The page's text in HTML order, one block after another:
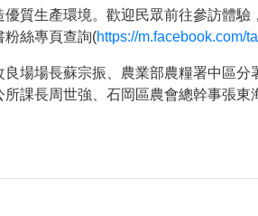
質生產環境。歡迎民眾前往參訪體驗
粉絲專頁查詢(https://m.facebook.com/
場場長蘇宗振、農業部農糧署中區
課長周世強、石岡區農會總幹事張